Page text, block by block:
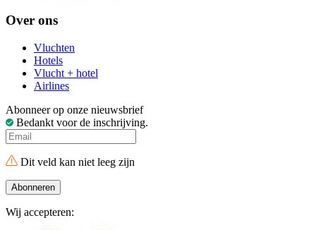
Over ons
Vluchten
Hotels
Vlucht + hotel
Airlines
Abonneer op onze nieuwsbrief
Bedankt voor de inschrijving.
Dit veld kan niet leeg zijn
Abonneren
Wij accepteren: